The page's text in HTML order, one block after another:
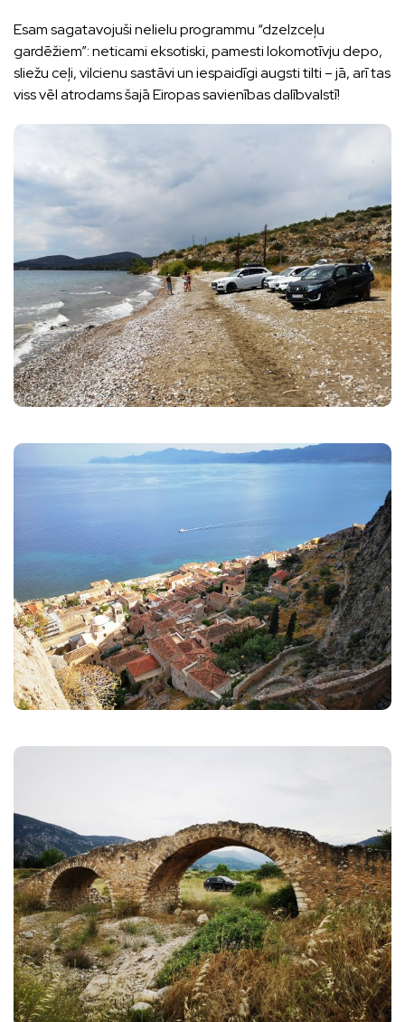
Esam sagatavojuši nelielu programmu “dzelzceļu
gardēžiem”: neticami eksotiski, pamesti lokomotīvju depo,
sliežu ceļi, vilcienu sastāvi un iespaidīgi augsti tilti – jā, arī tas
viss vēl atrodams šajā Eiropas savienības dalībvalstī!